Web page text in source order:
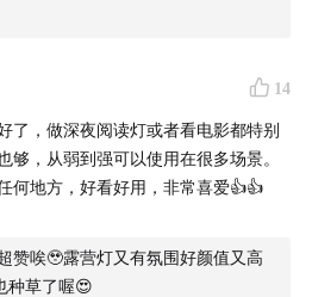
公众号，并在本期节目推文下
第1的听众赠送「日谈公园拾音盒
📦
14
了，做深夜阅读灯或者看电影都特别
够，从弱到强可以使用在很多场景。
何地方，好看好用，非常喜爱👍👍
赞唉🥹露营灯又有氛围好颜值又高
种草了喔😍